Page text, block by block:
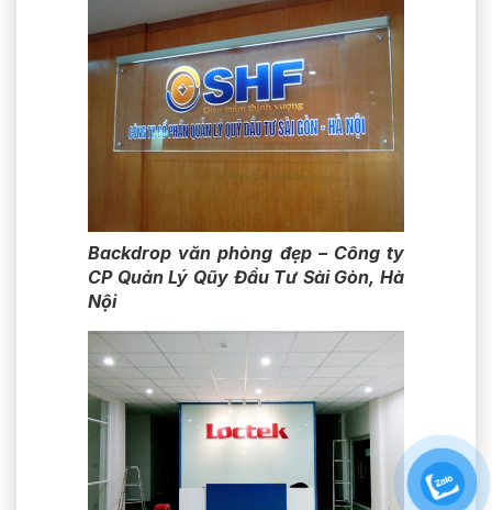
Backdrop văn phòng đẹp – Công ty
CP Quản Lý Qũy Đầu Tư Sài Gòn, Hà
Nội